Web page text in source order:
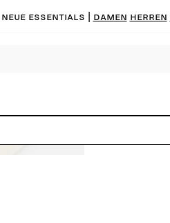
Essentials | DAMEN HERREN